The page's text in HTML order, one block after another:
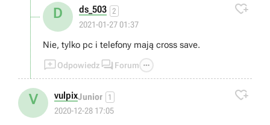
D ds_503 2
2021-01-27 01:37

Nie, tylko pc i telefony mają cross save.
Odpowiedz  Forum 
V vulpixJunior 1
2020-12-28 17:05
